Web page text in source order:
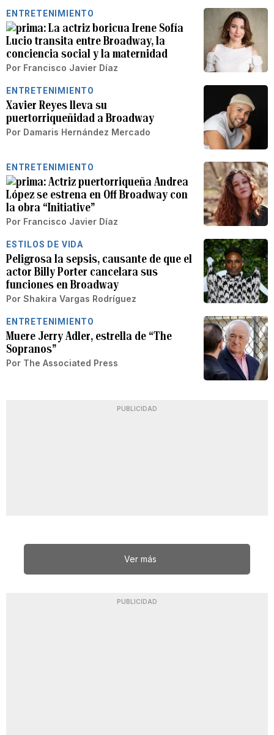
ENTRETENIMIENTO
La actriz boricua Irene Sofía
Lucio transita entre Broadway, la
conciencia social y la maternidad
Por Francisco Javier Díaz
ENTRETENIMIENTO
Xavier Reyes lleva su
puertorriqueñidad a Broadway
Por Damaris Hernández Mercado
ENTRETENIMIENTO
Actriz puertorriqueña Andrea
López se estrena en Off Broadway con
la obra “Initiative”
Por Francisco Javier Díaz
ESTILOS DE VIDA
Peligrosa la sepsis, causante de que el
actor Billy Porter cancelara sus
funciones en Broadway
Por Shakira Vargas Rodríguez
ENTRETENIMIENTO
Muere Jerry Adler, estrella de “The
Sopranos”
Por The Associated Press
PUBLICIDAD
Ver más
PUBLICIDAD